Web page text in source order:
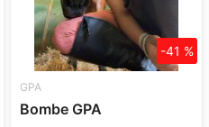
GPA
Bombe GPA
-41 %